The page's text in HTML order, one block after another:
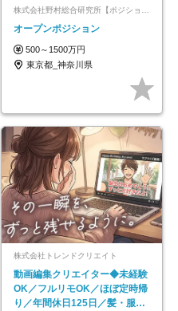
オープンポジション
500～1500万円
東京都_神奈川県
株式会社トレンドクリエイト
動画編集クリエイター◆未経験
OK／フルリモOK／ほぼ定時帰
り／年間休日125日／髪・服・